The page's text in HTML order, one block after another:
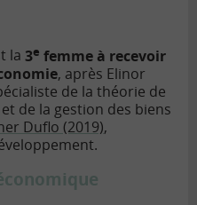
la 3e femme à recevoir
, après Elinor
de la théorie de
de la gestion des biens
Duflo (2019),